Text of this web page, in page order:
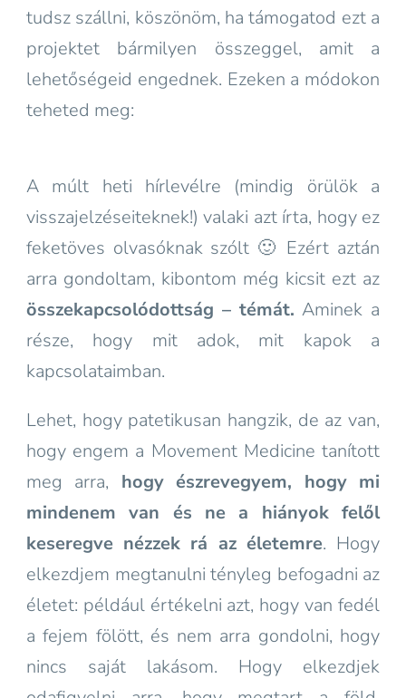
tudsz szállni, köszönöm, ha támogatod ezt a
projektet bármilyen összeggel, amit a
lehetőségeid engednek. Ezeken a módokon
teheted meg:
A múlt heti hírlevélre (mindig örülök a
visszajelzéseiteknek!) valaki azt írta, hogy ez
feketöves olvasóknak szólt 🙂 Ezért aztán
arra gondoltam, kibontom még kicsit ezt az
összekapcsolódottság – témát. Aminek a
része, hogy mit adok, mit kapok a
kapcsolataimban.
Lehet, hogy patetikusan hangzik, de az van,
hogy engem a Movement Medicine tanított
meg arra, hogy észrevegyem, hogy mi
mindenem van és ne a hiányok felől
keseregve nézzek rá az életemre. Hogy
elkezdjem megtanulni tényleg befogadni az
életet: például értékelni azt, hogy van fedél
a fejem fölött, és nem arra gondolni, hogy
nincs saját lakásom. Hogy elkezdjek